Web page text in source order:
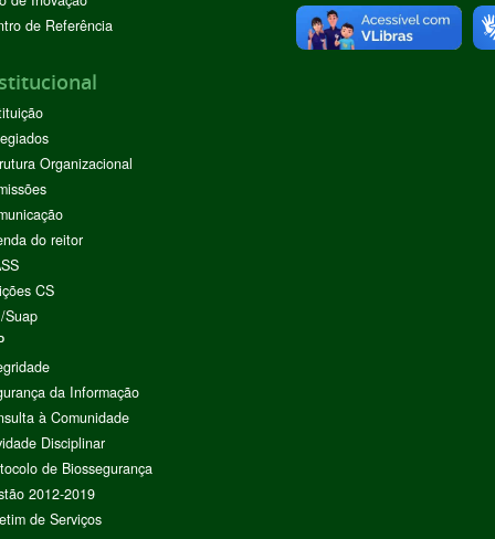
de Referência
Organizacional
do reitor
CS
Suap
da Informação
à Comunidade
Disciplinar
de Biossegurança
2012-2019
de Serviços